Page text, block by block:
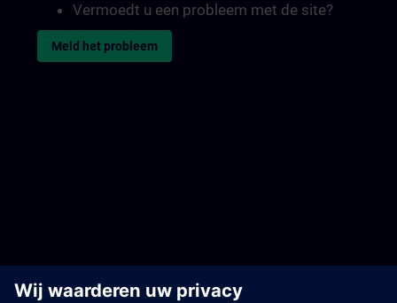
Vermoedt u een probleem met de site?
Meld het probleem